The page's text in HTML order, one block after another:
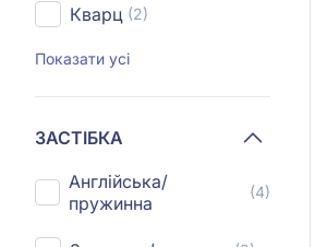
Кварц (2)
Показати усі
ЗАСТІБКА
Англійська/
пружинна
(4)